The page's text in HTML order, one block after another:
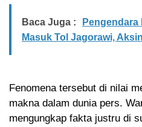
Baca Juga :
Pengendara
Masuk Tol Jagorawi,
Fenomena tersebut di nilai
makna dalam dunia pers.
mengungkap fakta justru di